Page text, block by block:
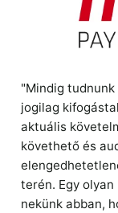
"Mindig
jogilag
aktuális
követhető és
terén. Egy
nekünk abban,